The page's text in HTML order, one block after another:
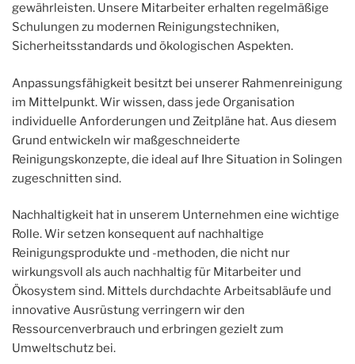
gewährleisten. Unsere Mitarbeiter erhalten regelmäßige
Schulungen zu modernen Reinigungstechniken,
Sicherheitsstandards und ökologischen Aspekten.
Anpassungsfähigkeit besitzt bei unserer Rahmenreinigung
im Mittelpunkt. Wir wissen, dass jede Organisation
individuelle Anforderungen und Zeitpläne hat. Aus diesem
Grund entwickeln wir maßgeschneiderte
Reinigungskonzepte, die ideal auf Ihre Situation in Solingen
zugeschnitten sind.
Nachhaltigkeit hat in unserem Unternehmen eine wichtige
Rolle. Wir setzen konsequent auf nachhaltige
Reinigungsprodukte und -methoden, die nicht nur
wirkungsvoll als auch nachhaltig für Mitarbeiter und
Ökosystem sind. Mittels durchdachte Arbeitsabläufe und
innovative Ausrüstung verringern wir den
Ressourcenverbrauch und erbringen gezielt zum
Umweltschutz bei.